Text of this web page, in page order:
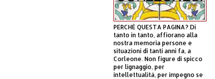
PERCHÈ QUESTA PAGINA? Di
tanto in tanto, affiorano alla
nostra memoria persone e
situazioni di tanti anni fa, a
Corleone. Non figure di spicco
per lignaggio, per
intellettualità, per impegno se